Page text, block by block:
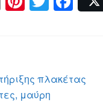
m nt
st
wi a
b
πλακέτας
μαύρη